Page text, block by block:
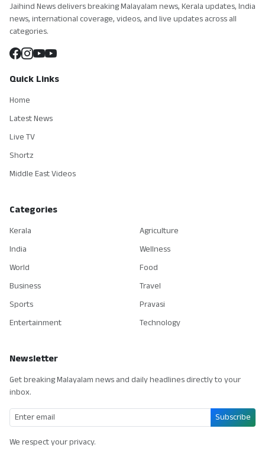
Jaihind News delivers breaking Malayalam news, Kerala updates, India
news, international coverage, videos, and live updates across all
categories.
Quick Links
Home
Latest News
Live TV
Shortz
Middle East Videos
Categories
Kerala
India
World
Business
Sports
Entertainment
Agriculture
Wellness
Food
Travel
Pravasi
Technology
Newsletter
Get breaking Malayalam news and daily headlines directly to your
inbox.
Subscribe
We respect your privacy.